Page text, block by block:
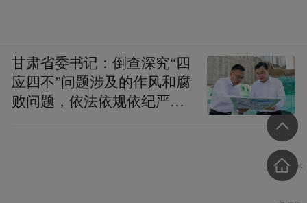
甘肃省委书记：倒查深究“四
应四不”问题涉及的作风和腐
败问题，依法依规依纪严肃